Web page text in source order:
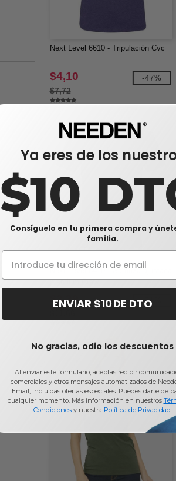
Next Level 6610 - Tripulación Cvc
$4,10
$7,72
-47%
Next Level 6410 - Gamuza ajustada
premium Crew
$3,39 -71%
Ya eres de los
$10
Consíguelo en tu primera compra y
familia.
ENVIAR $10 DE DTO
No gracias, odio los descuentos
Al enviar este formulario, aceptas recibir
comerciales y otros mensajes automatizados de
Email, incluidas ofertas especiales. Puedes darte de
cualquier momento. Más información en nuestros
Condicionesy nuestra Política de Privacidad.